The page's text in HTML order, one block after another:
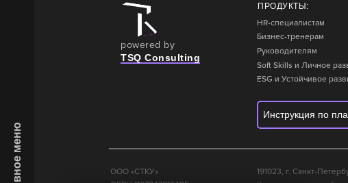
ООО «СТКУ»
191023, г. Санкт-
Инструкция по
powered by
TSQ Consulting
ПРОДУКТЫ:
HR-специалистам
Бизнес-тренерам
Руководителям
Soft Skills и Личное
ESG и Устойчивое